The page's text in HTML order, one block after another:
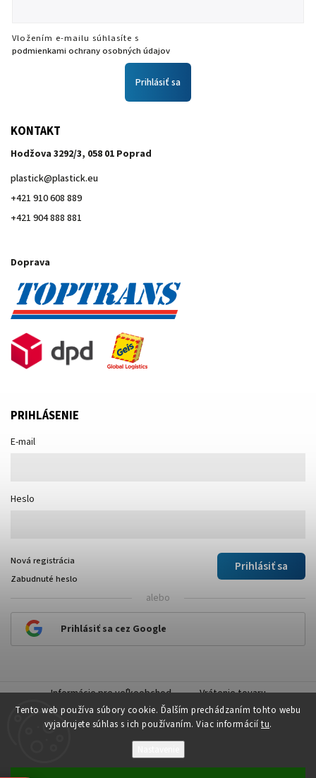
Tento web používa súbory cookie. Ďalším prechádzaním tohto webu
vyjadrujete súhlas s ich používaním. Viac informácií tu.
Vložením e-mailu súhlasíte s
podmienkami ochrany osobných údajov
Prihlásiť sa
KONTAKT
Hodžova 3292/3, 058 01 Poprad
plastick@plastick.eu
+421 910 608 889
+421 904 888 881
Doprava
PRIHLÁSENIE
E-mail
Heslo
Prihlásiť sa
Nová registrácia
Zabudnuté heslo
alebo
Prihlásiť sa cez Google
Informácie pre veľkoobchod Vrátenie tovaru